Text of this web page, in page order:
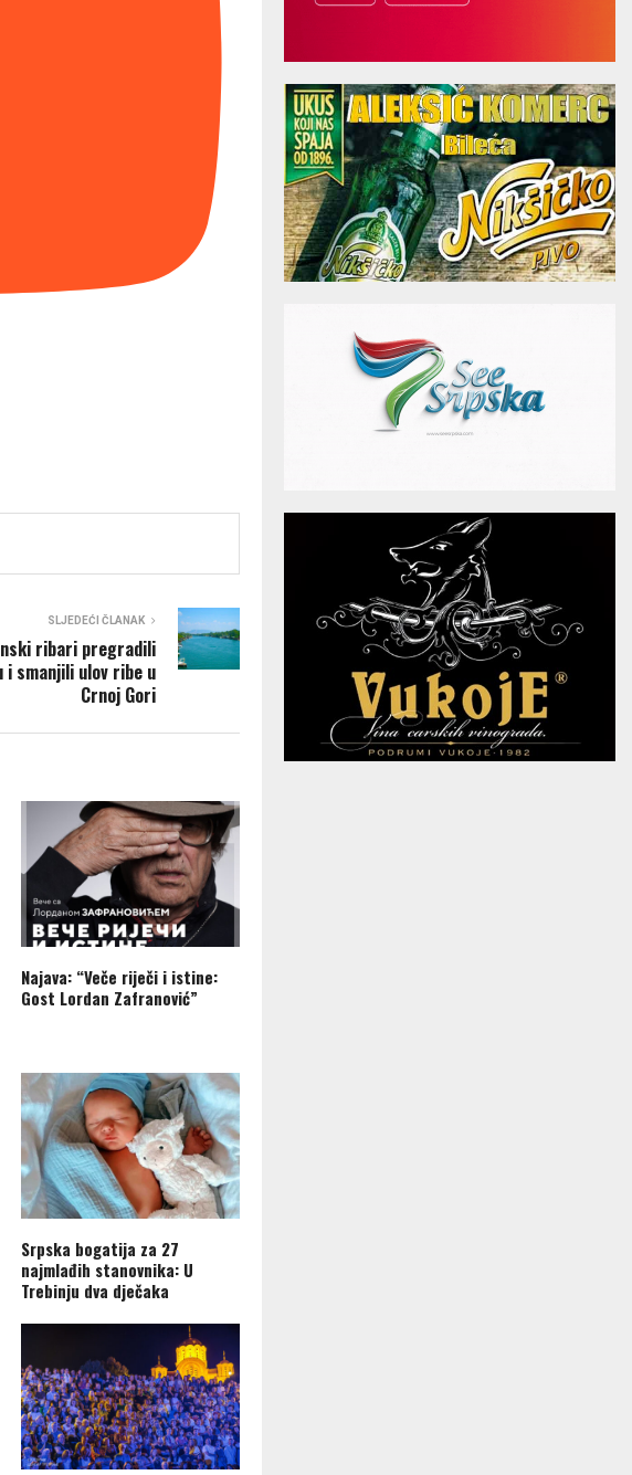
SLJEDEĆI ČLANAK
ribari pregradili
i smanjili ulov ribe u
Crnoj Gori
Najava: “Veče riječi i istine:
Gost Lordan Zafranović”
Srpska bogatija za 27
najmlađih stanovnika: U
Trebinju dva dječaka